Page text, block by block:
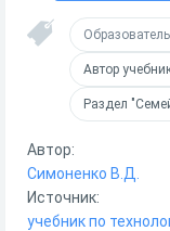
Автор
Раздел
Автор:
Симоненко В.Д.
Источник:
учебник по